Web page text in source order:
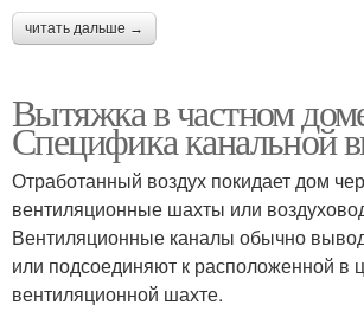
читать дальше →
Вытяжка в частном
Специфика канальной
Отработанный воздух покидает дом
вентиляционные шахты или
Вентиляционные каналы обычно
или подсоединяют к расположенной в
вентиляционной шахте.